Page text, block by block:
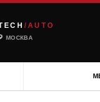
/AUTO
МОСКВА